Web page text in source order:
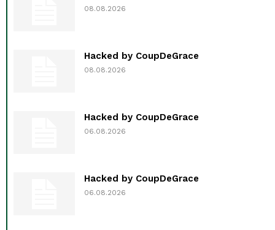
08.08.2026
Hacked by CoupDeGrace
08.08.2026
Hacked by CoupDeGrace
06.08.2026
Hacked by CoupDeGrace
06.08.2026